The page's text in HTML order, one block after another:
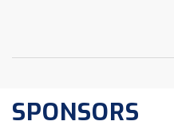
SPONSORS